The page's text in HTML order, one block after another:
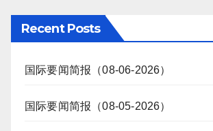
Recent Posts
国际要闻简报（08-06-2026）
国际要闻简报（08-05-2026）